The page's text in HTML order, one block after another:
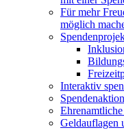
Für mehr
möglich
Interaktiv
Geldauflagen